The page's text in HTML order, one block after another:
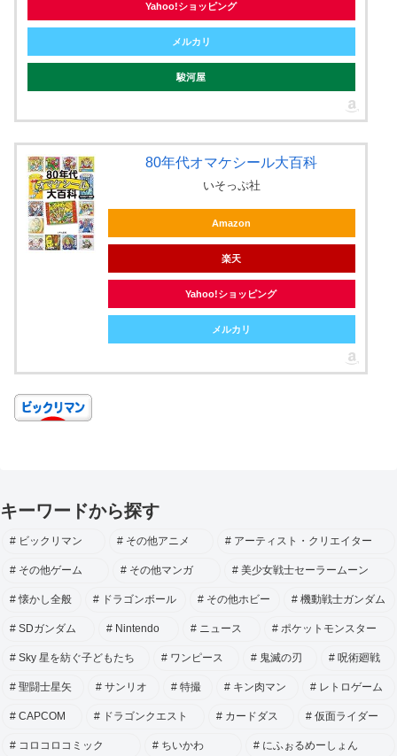
Yahoo!ショッピング
メルカリ
駿河屋
80年代オマケシール大百科
いそっぷ社
Amazon
楽天
Yahoo!ショッピング
メルカリ
キーワードから探す
ビックリマン その他アニメ アーティスト・クリエイター
その他ゲーム その他マンガ 美少女戦士セーラームーン
懐かし全般 ドラゴンボール その他ホビー 機動戦士ガンダム
SDガンダム Nintendo ニュース ポケットモンスター
Sky 星を紡ぐ子どもたち ワンピース 鬼滅の刃 呪術廻戦
聖闘士星矢 サンリオ 特撮 キン肉マン レトロゲーム
CAPCOM ドラゴンクエスト カードダス 仮面ライダー
コロコロコミック ちいかわ にふぉるめーしょん